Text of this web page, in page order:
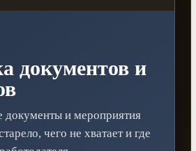
документов и
документы и мероприятия
чего не хватает и где